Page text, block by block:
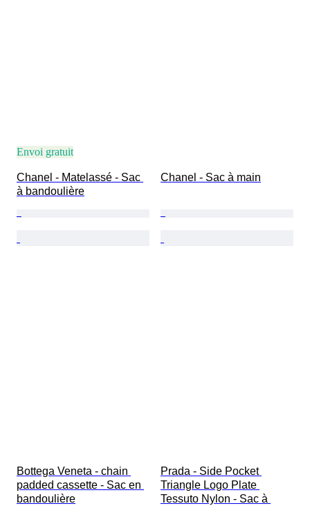
Envoi gratuit
Chanel - Matelassé - Sac
à bandoulière
Chanel - Sac à main
Bottega Veneta - chain
padded cassette - Sac en
bandoulière
Prada - Side Pocket
Triangle Logo Plate
Tessuto Nylon - Sac à